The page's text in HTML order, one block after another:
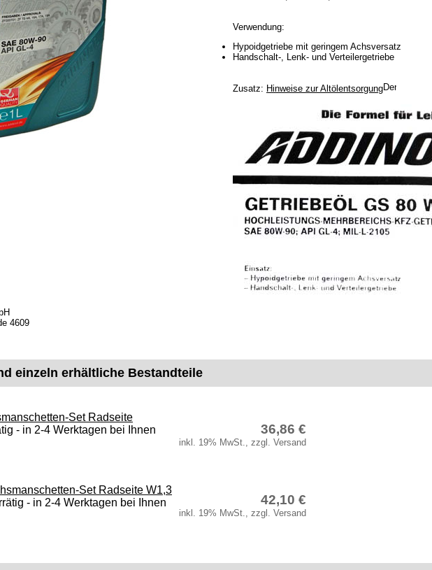
Verwendung:
Hypoidgetriebe mit geringem Achsversatz
Handschalt-, Lenk- und Verteilergetriebe
Zusatz: Hinweise zur Altölentsorgung
4609
einzeln erhältliche Bestandteile
Set Radseite
- in 2-4 Werktagen bei Ihnen
36,86 €
inkl. 19% MwSt., zzgl. Versand
Set Radseite W1,3
- in 2-4 Werktagen bei Ihnen
42,10 €
inkl. 19% MwSt., zzgl. Versand